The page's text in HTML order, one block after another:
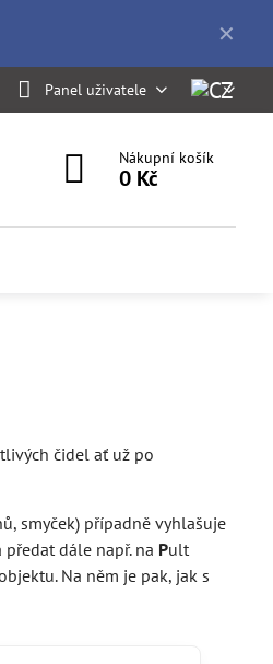
✕
Panel uživatele
Nákupní košík
0 Kč
čidel ať už po
smyček) případně vyhlašuje
dále např. na Pult
Na něm je pak, jak s